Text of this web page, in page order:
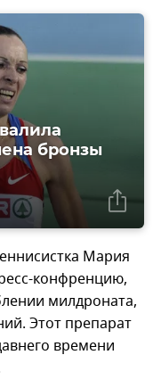
бронзы
Мария
конфренцию,
милдроната,
Этот препарат
времени